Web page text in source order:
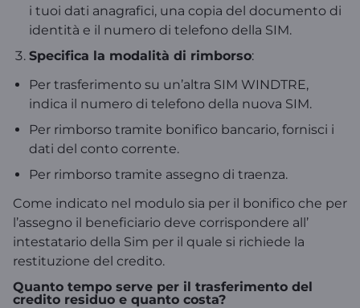
i tuoi dati anagrafici, una copia del documento di
identità e il numero di telefono della SIM.
Specifica la modalità di rimborso:
Per trasferimento su un’altra SIM WINDTRE,
indica il numero di telefono della nuova SIM.
Per rimborso tramite bonifico bancario, fornisci i
dati del conto corrente.
Per rimborso tramite assegno di traenza.
Come indicato nel modulo sia per il bonifico che per
l’assegno il beneficiario deve corrispondere all’
intestatario della Sim per il quale si richiede la
restituzione del credito.
Quanto tempo serve per il trasferimento del
credito residuo e quanto costa?